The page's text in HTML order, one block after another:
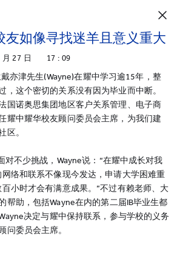
友如像寻找迷羊且意义重大
27 日 17 : 09
亦津先生(Wayne)在耀中学习逾15年，整
，这个密切的关系没有因为毕业而中断。
国诺奥思集团地区客户关系管理、电子商
耀中耀华校友顾问委员会主席，为我们建
区。
对不少挑战，Wayne说：“在耀中成长对我
络和联系不像现今发达，申请大学困难重
小时才会有满意成果。”不过有赖老师、大
帮助，包括Wayne在内的第二届IB毕业生都
决定与耀中保持联系，参与学校的义务
问委员会主席。